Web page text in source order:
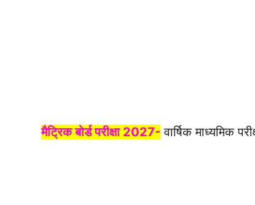
मैट्रिक बोर्ड परीक्षा 2027- वार्षिक माध्यमिक